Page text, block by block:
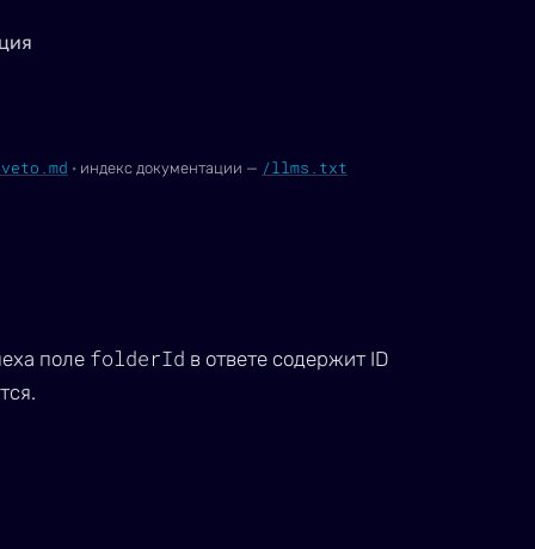
· индекс документации — /llms.txt
поле folderId в ответе содержит ID